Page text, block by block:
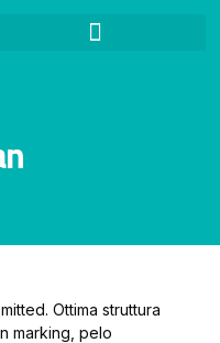
Ottima struttura
marking, pelo